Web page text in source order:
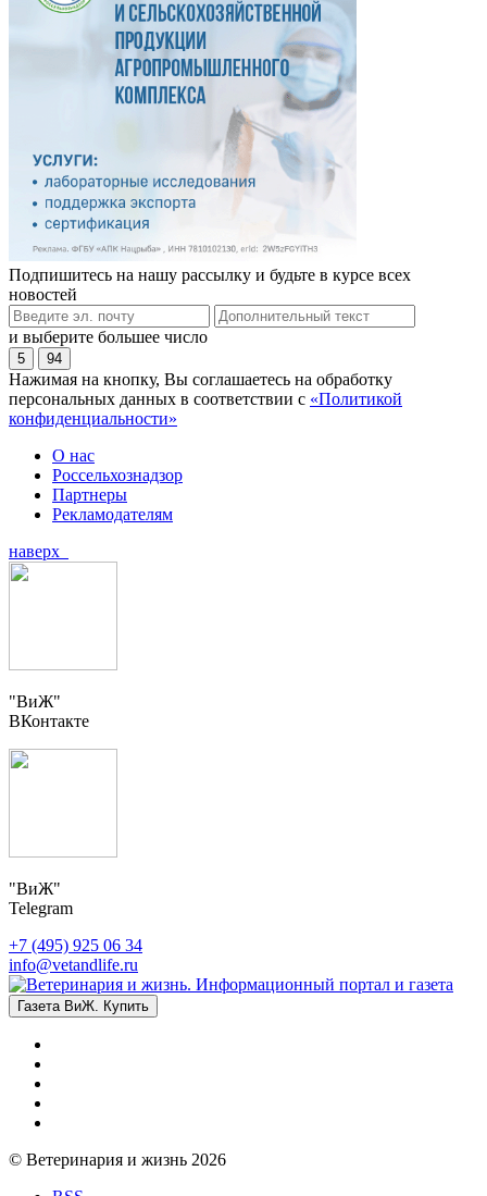
Подпишитесь на нашу рассылку и будьте в курсе всех
новостей
и выберите большее число
5 94
Нажимая на кнопку, Вы соглашаетесь на обработку
персональных данных в соответствии с «Политикой
конфиденциальности»
О нас
Россельхознадзор
Партнеры
Рекламодателям
наверх
"ВиЖ"
ВКонтакте
"ВиЖ"
Telegram
+7 (495) 925 06 34
info@vetandlife.ru
Газета ВиЖ. Купить
© Ветеринария и жизнь 2026